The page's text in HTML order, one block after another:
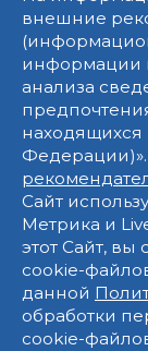
внешние
информации
анализа
находящихся
Федерации)».
Сайт
Метрика и
этот Сайт, вы
cookie-
данной
обработки
cookie-